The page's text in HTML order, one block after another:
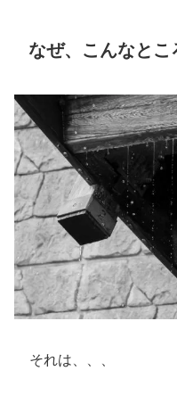
なぜ、こんなと
それは、、、